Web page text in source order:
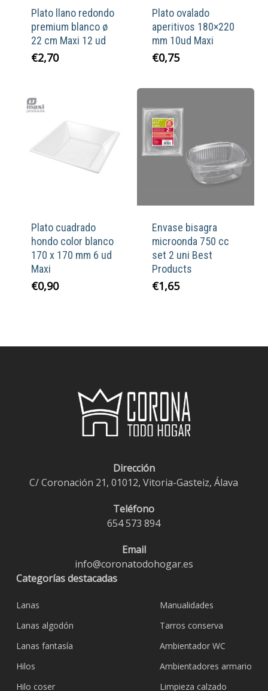
Plato llano redondo
premium blanco ø
22 cm Maxi 12 ud
€2,70
Plato ovalado
aperitivos 180×220
mm 10ud Maxi
€0,75
Plato cuadrado
hondo color blanco
170 x 170 mm 6 ud
Maxi
€0,90
Envase bisagra
microonda 750 cc
set 2 uni Best
Products
€1,65
Dirección
C/ Coronación 21, 01012, Vitoria-Gasteiz, Álava
Teléfono
654 573 894
Email
info@coronatodohogar.es
Categorías destacadas
Lanas
Lanas algodón
Lanas fantasía
Hilos
Hilo coser
Manualidades
Tarros conserva
Ambientador WC
Ambientadores armario
Limpieza calzado